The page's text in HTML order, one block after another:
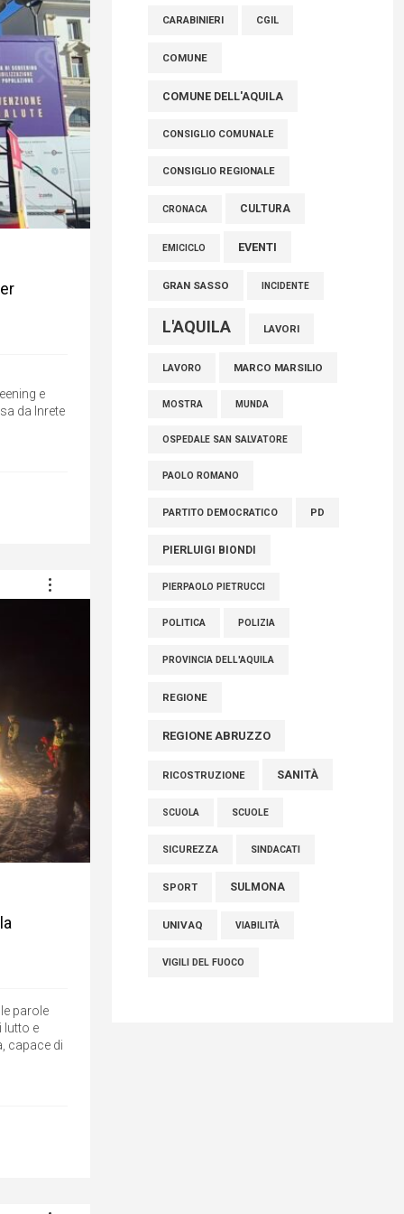
e
da Inrete
parole
lutto e
capace di
tra cui molti abruzzesi"
06 Agosto 2026
CARABINIERI CGIL
COMUNE
COMUNE DELL'AQUILA
CONSIGLIO COMUNALE
CONSIGLIO REGIONALE
CRONACA CULTURA
EMICICLO EVENTI
GRAN SASSO INCIDENTE
L'AQUILA LAVORI
LAVORO MARCO MARSILIO
MOSTRA MUNDA
OSPEDALE SAN SALVATORE
PAOLO ROMANO
PARTITO DEMOCRATICO PD
PIERLUIGI BIONDI
PIERPAOLO PIETRUCCI
POLITICA POLIZIA
PROVINCIA DELL'AQUILA
REGIONE
REGIONE ABRUZZO
RICOSTRUZIONE SANITÀ
SCUOLA SCUOLE
SICUREZZA SINDACATI
SPORT SULMONA
UNIVAQ VIABILITÀ
VIGILI DEL FUOCO